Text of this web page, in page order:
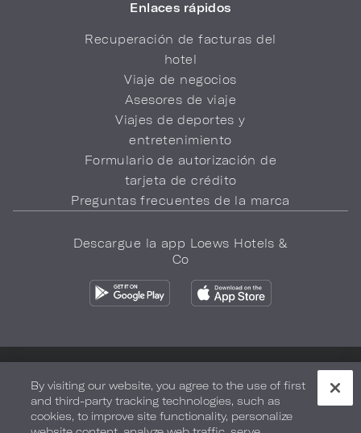
Enlaces rápidos
Recuperación de facturas del
hotel
Viaje de negocios
Asesores de viaje
Viajes de deportes y
entretenimiento
Formulario de autorización de
tarjeta de crédito
Preguntas frecuentes de la marca
Descargue la app Loews Hotels &
Co
Seguridad y bienestar Términos de Uso Accesibilidad
By visiting our website, you agree to the use of first
and third-party tracking technologies, such as
cookies, to improve site functionality, personalize